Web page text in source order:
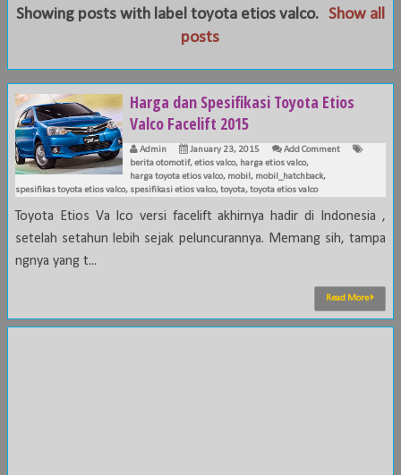
Showing posts with label toyota etios valco. Show all
posts
Harga dan Spesifikasi Toyota Etios
Valco Facelift 2015
Admin January 23, 2015
Add Comment
berita otomotif,etios valco, harga etios valco,
harga toyota etios valco, mobil , mobil_hatchback,
spesifikas toyota etios valco, spesifikasi etios valco,toyota,toyota etios valco
Toyota Etios Va lco versi facelift akhirnya hadir di Indonesia ,
setelah setahun lebih sejak peluncurannya. Memang sih, tampa
ngnya yang t...
Read More